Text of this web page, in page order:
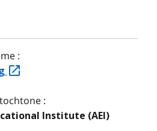
:
:
Institute (AEI)